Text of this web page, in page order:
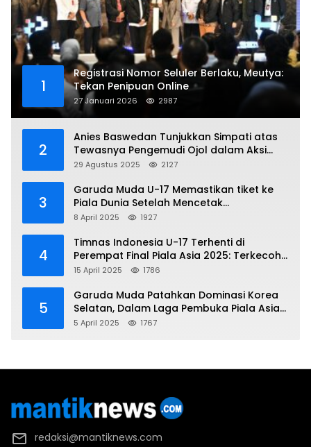
1
Registrasi Nomor Seluler Berlaku, Meutya:
Tekan Penipuan Online
27 Januari 2026 2987
2
Anies Baswedan Tunjukkan Simpati atas
Tewasnya Pengemudi Ojol dalam Aksi
Demo
29 Agustus 2025 2127
3
Garuda Muda U-17 Memastikan tiket ke
Piala Dunia Setelah Mencetak
Kemenangan Gemilang atas Yaman 4-1 di
8 April 2025 1927
4
Timnas Indonesia U-17 Terhenti di
Perempat Final Piala Asia 2025: Terkecoh
Korea Utara
15 April 2025 1786
5
Garuda Muda Patahkan Dominasi Korea
Selatan, Dalam Laga Pembuka Piala Asia
2025 U-17
5 April 2025 1767
redaksi@mantiknews.com